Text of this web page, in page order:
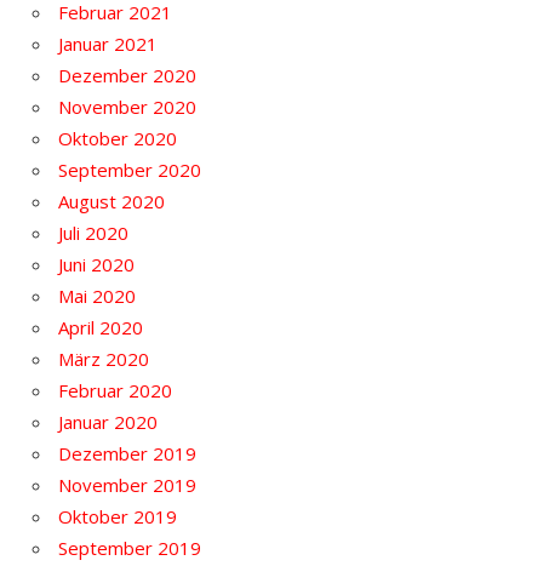
Februar 2021
Januar 2021
Dezember 2020
November 2020
Oktober 2020
September 2020
August 2020
Juli 2020
Juni 2020
Mai 2020
April 2020
März 2020
Februar 2020
Januar 2020
Dezember 2019
November 2019
Oktober 2019
September 2019